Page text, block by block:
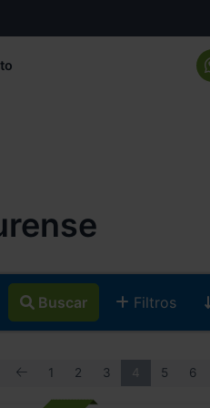
Buscar Filtros
PRIMERAANTERIOR
1 2 3 4 5 6